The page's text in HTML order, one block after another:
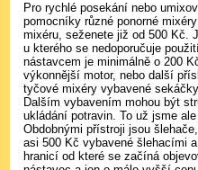
Pro rychlé posekání nebo
pomocníky různé ponorné
mixéru, seženete již od 500 Kč.
u kterého se nedoporučuje
nástavcem je minimálně o 200
výkonnější motor, nebo další
tyčové mixéry vybavené
Dalším vybavením mohou být
ukládání potravin. To už jsme
Obdobnými přístroji jsou
asi 500 Kč vybavené šlehacími
hranicí od které se začíná